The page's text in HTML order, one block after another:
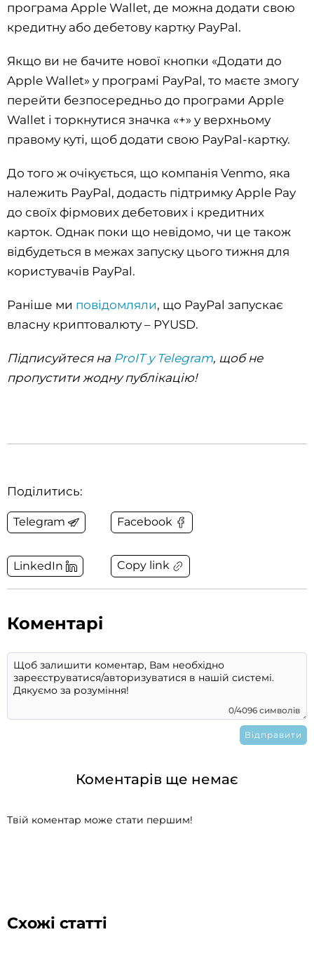
програма Apple Wallet, де можна додати свою
кредитну або дебетову картку PayPal.
Якщо ви не бачите нової кнопки «Додати до
Apple Wallet» у програмі PayPal, то маєте змогу
перейти безпосередньо до програми Apple
Wallet і торкнутися значка «+» у верхньому
правому куті, щоб додати свою PayPal-картку.
До того ж очікується, що компанія Venmo, яка
належить PayPal, додасть підтримку Apple Pay
до своїх фірмових дебетових і кредитних
карток. Однак поки що невідомо, чи це також
відбудеться в межах запуску цього тижня для
користувачів PayPal.
Раніше ми повідомляли, що PayPal запускає
власну криптовалюту – PYUSD.
Підписуйтеся на ProIT у Telegram, щоб не
пропустити жодну публікацію!
Поділитись:
Telegram Facebook
LinkedIn Copy link
Коментарі
0/4096 символів
Коментарів ще немає
Твій коментар може стати першим!
Схожі статті